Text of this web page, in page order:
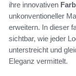
ihre innovativen
unkonventioneller
erweitern. In dieser
sichtbar, wie jeder
unterstreicht und
Eleganz vermittelt.